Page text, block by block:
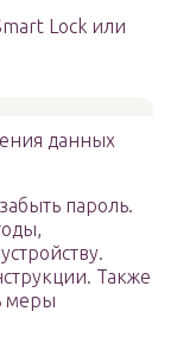
Lock или
данных
пароль.
Также
меры